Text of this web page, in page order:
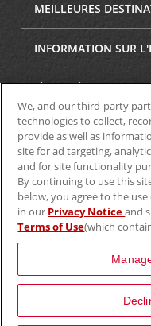
MEILLEURES
INFORMATION SUR
SÉCURITÉ ET
We, and our third-party
technologies to collect,
provide as well as
site for ad targeting,
and for site functionality
By continuing to use this
below, you agree to the
in our Privacy Noticeand
Terms of Use(which